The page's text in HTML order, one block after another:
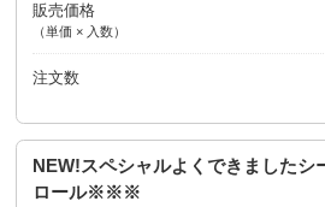
販売価格
（単価 × 入数）
注文数
NEW!スペシャルよくできましたシ
ロール※※※